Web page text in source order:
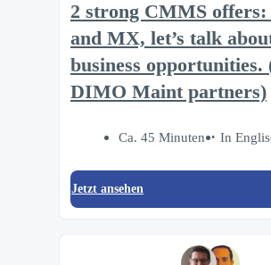
2 strong CMMS
and MX, let’s talk
business opportunities.
DIMO Maint partners)
Ca. 45 Minuten In
Jetzt ansehen